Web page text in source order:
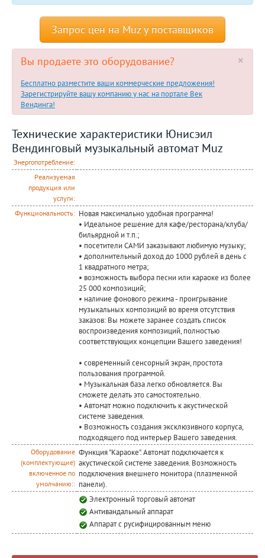
Запрос цен на Muz у поставщиков
×
Вы продаете это оборудование?
Бесплатно разместите ваши коммерческие предложения!
Зарегистрируйте вашу компанию у нас на портале Век
Вендинга!
Технические характеристики Юнисэил
Вендинговый музыкальный автомат Muz
Энергопотребление:
Реализуемая
продукция или
услуги:
Функциональность: Новая максимально удобная программа!
• Идеальное решение для кафе/ресторана/клуба/
бильярдной и т.п.;
• посетители САМИ заказывают любимую музыку;
• дополнительный доход до 1000 рублей в день с
1 квадратного метра;
• возможность выбора песни или караоке из более
25 000 композиций;
• наличие фонового режима - проигрывание
музыкальных композиций во время отсутствия
заказов: Вы можете заранее создать список
воспроизведения композиций, полностью
соответствующих концепции Вашего заведения!
• современный сенсорный экран, простота
пользования программой.
• Музыкальная база легко обновляется. Вы
сможете делать это самостоятельно.
• Автомат можно подключить к акустической
системе заведения.
• Возможность создания эксклюзивного корпуса,
подходящего под интерьер Вашего заведения.
Оборудование
(комплектующие)
включенное по
умолчанию::
Функция "Караоке". Автомат подключается к
акустической системе заведения. Возможность
подключения внешнего монитора (плазменной
панели).
Электронный торговый автомат
Антивандальный аппарат
Аппарат с русифицированным меню